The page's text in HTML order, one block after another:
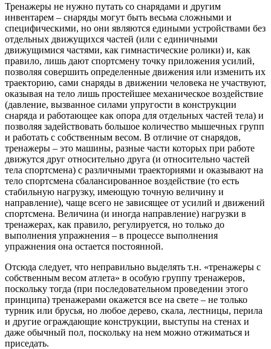
Тренажеры не нужно путать со снарядами и другим
инвентарем – снаряды могут быть весьма сложными и
специфическими, но они являются едиными устройствами без
отдельных движущихся частей (или с единичными
движущимися частями, как гимнастические ролики) и, как
правило, лишь дают спортсмену точку приложения усилий,
позволяя совершить определенные движения или изменить их
траекторию, сами снаряды в движении человека не участвуют,
оказывая на тело лишь простейшее механическое воздействие
(давление, вызванное силами упругости в конструкции
снаряда и работающее как опора для отдельных частей тела) и
позволяя задействовать большое количество мышечных групп
и работать с собственным весом. В отличие от снарядов,
тренажеры – это машины, разные части которых при работе
движутся друг относительно друга (и относительно частей
тела спортсмена) с различными траекториями и оказывают на
тело спортсмена сбалансированное воздействие (то есть
стабильную нагрузку, имеющую точную величину и
направление), чаще всего не зависящее от усилий и движений
спортсмена. Величина (и иногда направление) нагрузки в
тренажерах, как правило, регулируется, но только до
выполнения упражнения – в процессе выполнения
упражнения она остается постоянной.
Отсюда следует, что неправильно выделять т.н. «тренажеры с
собственным весом атлета» в особую группу тренажеров,
поскольку тогда (при последовательном проведении этого
принципа) тренажерами окажется все на свете – не только
турник или брусья, но любое дерево, скала, лестницы, перила
и другие ограждающие конструкции, выступы на стенах и
даже обычный пол, поскольку на нем можно отжиматься и
приседать.